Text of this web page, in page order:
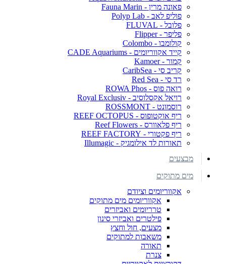
פאונה מרין - Fauna Marin
פוליפ לאב - Polyp Lab
פלובל - FLUVAL
פליפר - Flipper
קולומבו - Colombo
קייד אקווריומים - CADE Aquariums
קמור - Kamoer
קריב סי - CaribSea
רד סי - Red Sea
רואה פוס - ROWA Phos
רויאל אקסלוסיב - Royal Exclusiv
רוסמונט - ROSSMONT
ריף אוקטופוס - REEF OCTOPUS
ריף פלאוורס - Reef Flowers
ריף פקטורי - REEF FACTORY
תאורות לד אילומגיק - Illumagic
מבצעים
מים מתוקים
אקווריומים וציודם
אקווריומים מים מתוקים
טרריומים ואביזרים
פילטרים ואביזרי סינון
מצעים, חול וחצץ
משאבות למתוקים
תאורה
צנרת